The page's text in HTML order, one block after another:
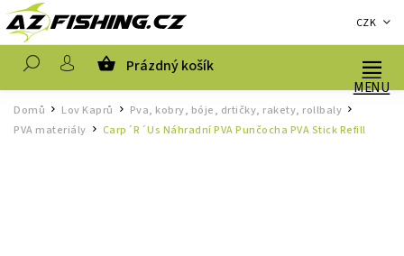
CZK
Prázdný košík
Domů / Lov Kaprů Pva, kobry, bóje, drtičky, rakety, rollbaly /
PVA materiály
Carp´R´Us Náhradní PVA Punčocha PVA Stick Refill